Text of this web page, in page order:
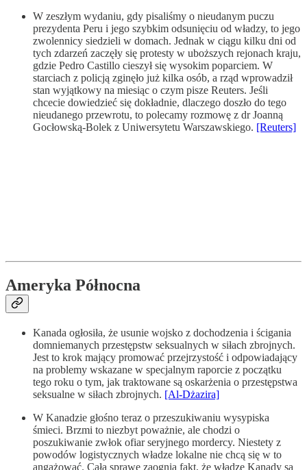
W zeszłym wydaniu, gdy pisaliśmy o nieudanym puczu
prezydenta Peru i jego szybkim odsunięciu od władzy, to jego
zwolennicy siedzieli w domach. Jednak w ciągu kilku dni od
tych zdarzeń zaczęły się protesty w uboższych rejonach kraju,
gdzie Pedro Castillo cieszył się wysokim poparciem. W
starciach z policją zginęło już kilka osób, a rząd wprowadził
stan wyjątkowy na miesiąc o czym pisze Reuters. Jeśli
chcecie dowiedzieć się dokładnie, dlaczego doszło do tego
nieudanego przewrotu, to polecamy rozmowę z dr Joanną
Gocłowską-Bolek z Uniwersytetu Warszawskiego. [Reuters]
Ameryka Północna
Kanada ogłosiła, że usunie wojsko z dochodzenia i ścigania
domniemanych przestępstw seksualnych w siłach zbrojnych.
Jest to krok mający promować przejrzystość i odpowiadający
na problemy wskazane w specjalnym raporcie z początku
tego roku o tym, jak traktowane są oskarżenia o przestępstwa
seksualne w siłach zbrojnych. [Al-Dżazira]
W Kanadzie głośno teraz o przeszukiwaniu wysypiska
śmieci. Brzmi to niezbyt poważnie, ale chodzi o
poszukiwanie zwłok ofiar seryjnego mordercy. Niestety z
powodów logistycznych władze lokalne nie chcą się w to
angażować. Całą sprawę zaognia fakt, że władze Kanady są